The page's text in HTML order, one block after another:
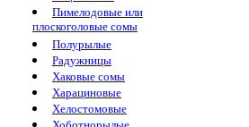
Пимелодовые или
плоскоголовые сомы
Полурылые
Радужницы
Хаковые сомы
Харациновые
Хелостомовые